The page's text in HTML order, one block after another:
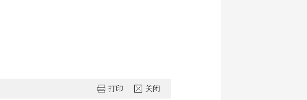
打印 关闭